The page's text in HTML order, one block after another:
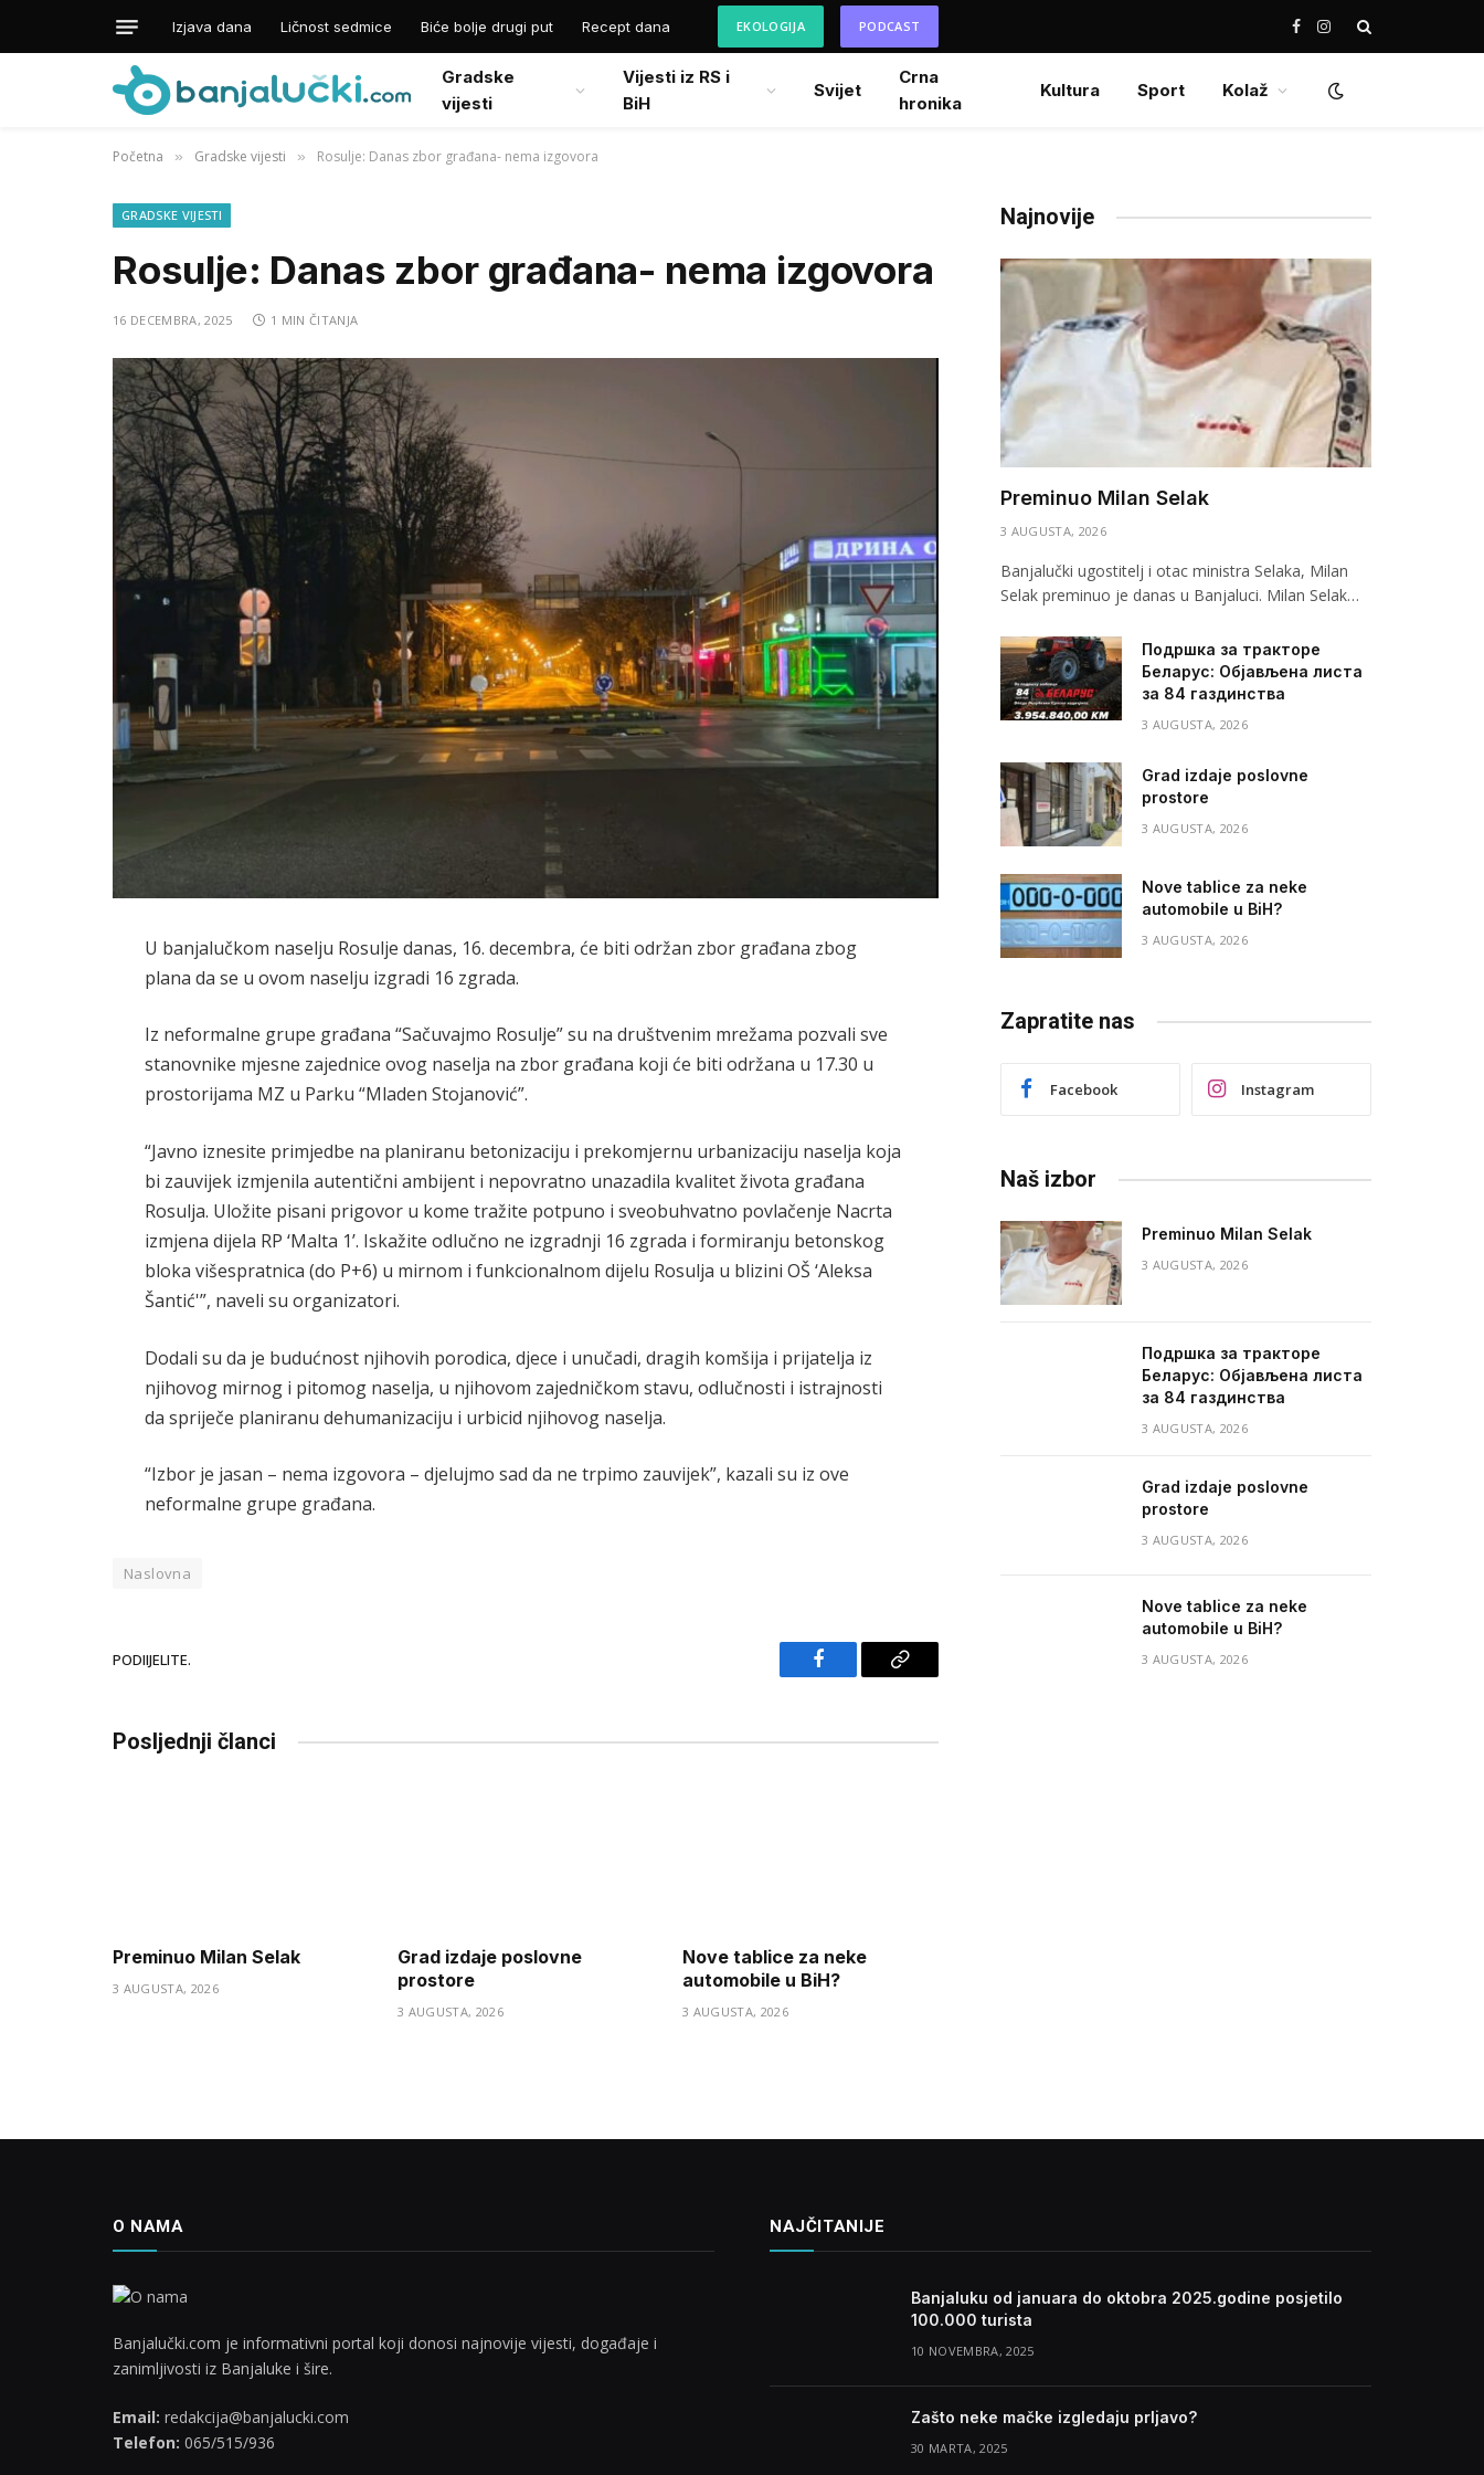
Izjava dana Ličnost sedmice Biće bolje drugi put Recept dana EKOLOGIJA PODCAST Facebook
Instagram
Gradske
vijesti
Vijesti iz RS i
BiH
Svijet
Crna
hronika
Kultura Sport Kolaž
Početna » Gradske vijesti » Rosulje: Danas zbor građana- nema izgovora
GRADSKE VIJESTI
Rosulje: Danas zbor građana- nema izgovora
16 DECEMBRA, 2025 1 MIN ČITANJA
U banjalučkom naselju Rosulje danas, 16. decembra, će biti održan zbor građana zbog
plana da se u ovom naselju izgradi 16 zgrada.
Iz neformalne grupe građana “Sačuvajmo Rosulje” su na društvenim mrežama pozvali sve
stanovnike mjesne zajednice ovog naselja na zbor građana koji će biti održana u 17.30 u
prostorijama MZ u Parku “Mladen Stojanović”.
“Javno iznesite primjedbe na planiranu betonizaciju i prekomjernu urbanizaciju naselja koja
bi zauvijek izmjenila autentični ambijent i nepovratno unazadila kvalitet života građana
Rosulja. Uložite pisani prigovor u kome tražite potpuno i sveobuhvatno povlačenje Nacrta
izmjena dijela RP ‘Malta 1’. Iskažite odlučno ne izgradnji 16 zgrada i formiranju betonskog
bloka višespratnica (do P+6) u mirnom i funkcionalnom dijelu Rosulja u blizini OŠ ‘Aleksa
Šantić'”, naveli su organizatori.
Dodali su da je budućnost njihovih porodica, djece i unučadi, dragih komšija i prijatelja iz
njihovog mirnog i pitomog naselja, u njihovom zajedničkom stavu, odlučnosti i istrajnosti
da spriječe planiranu dehumanizaciju i urbicid njihovog naselja.
“Izbor je jasan – nema izgovora – djelujmo sad da ne trpimo zauvijek”, kazali su iz ove
neformalne grupe građana.
Naslovna
PODIIJELITE.
Facebook Copy
Posljednji članci
Preminuo Milan Selak
3 AUGUSTA, 2026
Grad izdaje poslovne
prostore
3 AUGUSTA, 2026
Nove tablice za neke
automobile u BiH?
3 AUGUSTA, 2026
Najnovije
Preminuo Milan Selak
3 AUGUSTA, 2026
Banjalučki ugostitelj i otac ministra Selaka, Milan
Selak preminuo je danas u Banjaluci. Milan Selak…
Подршка за тракторе
Беларус: Објављена листа
за 84 газдинства
3 AUGUSTA, 2026
Grad izdaje poslovne
prostore
3 AUGUSTA, 2026
Nove tablice za neke
automobile u BiH?
3 AUGUSTA, 2026
Zapratite nas
Facebook Instagram
Naš izbor
Preminuo Milan Selak
3 AUGUSTA, 2026
Подршка за тракторе
Беларус: Објављена листа
за 84 газдинства
3 AUGUSTA, 2026
Grad izdaje poslovne
prostore
3 AUGUSTA, 2026
Nove tablice za neke
automobile u BiH?
3 AUGUSTA, 2026
O NAMA
Banjalučki.com je informativni portal koji donosi najnovije vijesti, događaje i
zanimljivosti iz Banjaluke i šire.
Email: redakcija@banjalucki.com
Telefon: 065/515/936
NAJČITANIJE
Banjaluku od januara do oktobra 2025.godine posjetilo
100.000 turista
10 NOVEMBRA, 2025
Zašto neke mačke izgledaju prljavo?
30 MARTA, 2025